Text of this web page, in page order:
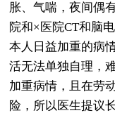
胀、气喘，夜间偶
院和×医院CT和脑
本人日益加重的病
活无法单独自理，
加重病情，且在劳
险，所以医生提议